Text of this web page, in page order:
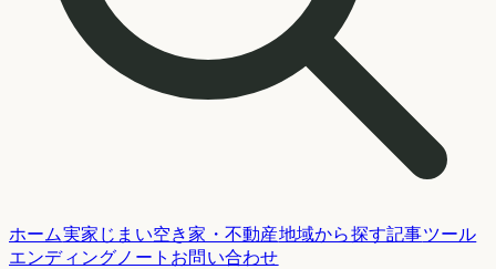
ホーム実家じまい空き家・不動産地域から探す記事ツール
エンディングノート お問い合わせ